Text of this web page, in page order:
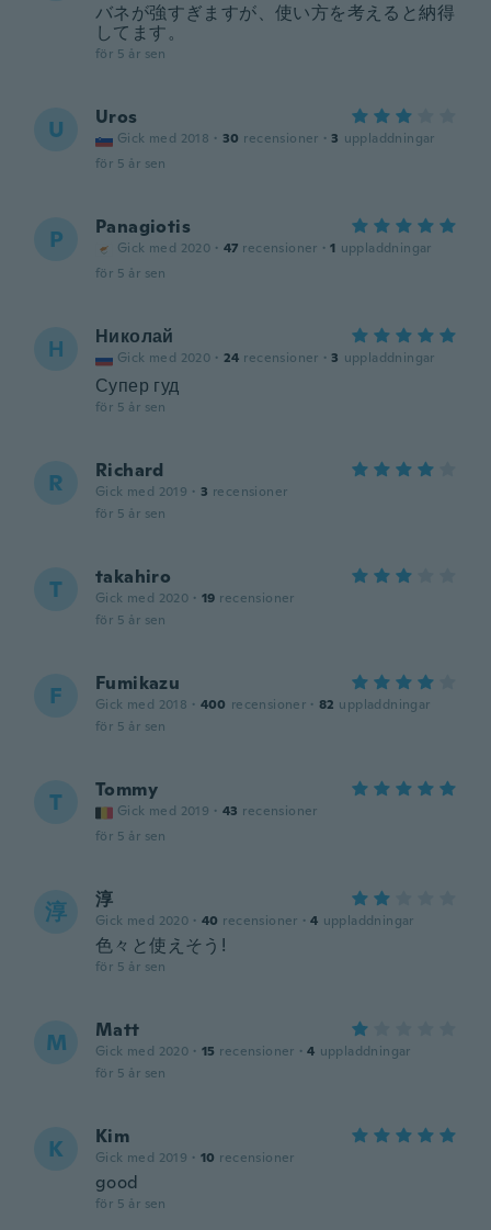
バネが強すぎますが、使い方を考えると納得
してます。
för 5 år sen
U Uros
Gick med 2018 · 30 recensioner · 3 uppladdningar
för 5 år sen
P Panagiotis
Gick med 2020 · 47 recensioner · 1 uppladdningar
för 5 år sen
Н Николай
Gick med 2020 · 24 recensioner · 3 uppladdningar
Супер гуд
för 5 år sen
R Richard
Gick med 2019 · 3 recensioner
för 5 år sen
T takahiro
Gick med 2020 · 19 recensioner
för 5 år sen
F Fumikazu
Gick med 2018 · 400 recensioner · 82 uppladdningar
för 5 år sen
T Tommy
Gick med 2019 · 43 recensioner
för 5 år sen
淳 淳
Gick med 2020 · 40 recensioner · 4 uppladdningar
色々と使えそう!
för 5 år sen
M Matt
Gick med 2020 · 15 recensioner · 4 uppladdningar
för 5 år sen
K Kim
Gick med 2019 · 10 recensioner
good
för 5 år sen